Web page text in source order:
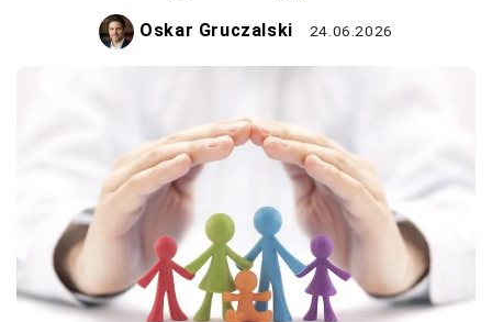
Oskar Gruczalski 24.06.2026